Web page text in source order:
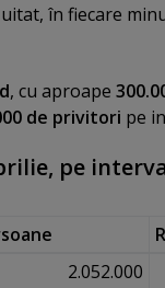
în fiecare
, cu aproape
de privitori pe
pe
2.052.000